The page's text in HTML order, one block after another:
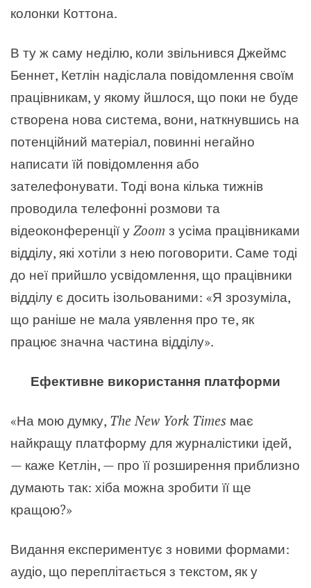
колонки Коттона.
В ту ж саму неділю, коли звільнився Джеймс
Беннет, Кетлін надіслала повідомлення своїм
працівникам, у якому йшлося, що поки не буде
створена нова система, вони, наткнувшись на
потенційний матеріал, повинні негайно
написати їй повідомлення або
зателефонувати. Тоді вона кілька тижнів
проводила телефонні розмови та
відеоконференції у Zoom з усіма працівниками
відділу, які хотіли з нею поговорити. Саме тоді
до неї прийшло усвідомлення, що працівники
відділу є досить ізольованими: «Я зрозуміла,
що раніше не мала уявлення про те, як
працює значна частина відділу».
Ефективне використання платформи
«На мою думку, The New York Times має
найкращу платформу для журналістики ідей,
— каже Кетлін, — про її розширення приблизно
думають так: хіба можна зробити її ще
кращою?»
Видання експериментує з новими формами:
аудіо, що переплітається з текстом, як у